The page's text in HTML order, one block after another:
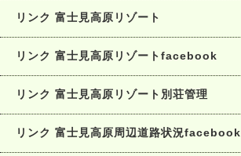
リンク 富士見高原リゾート
リンク 富士見高原リゾートfacebook
リンク 富士見高原リゾート別荘管理
リンク 富士見高原周辺道路状況facebook